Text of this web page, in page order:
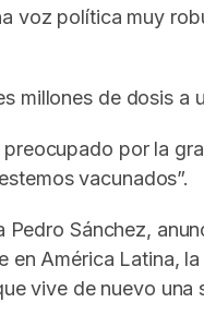
voz política muy
millones de dosis
por la
vacunados”.
Sánchez,
América Latina,
vive de nuevo